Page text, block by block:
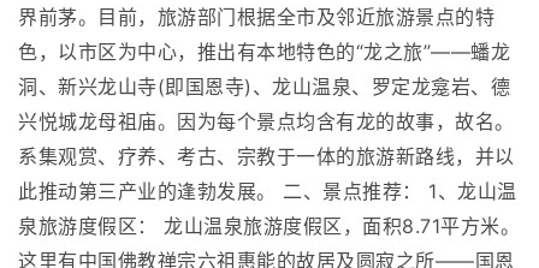
界前茅。目前，旅游部门根据全市及邻近旅游景点的特
色，以市区为中心，推出有本地特色的“龙之旅”――蟠龙
洞、新兴龙山寺(即国恩寺)、龙山温泉、罗定龙龛岩、德
兴悦城龙母祖庙。因为每个景点均含有龙的故事，故名。
系集观赏、疗养、考古、宗教于一体的旅游新路线，并以
此推动第三产业的逢勃发展。 二、景点推荐： 1、龙山温
泉旅游度假区： 龙山温泉旅游度假区，面积8.71平方米。
这里有中国佛教禅宗六祖惠能的故居及圆寂之所――国恩